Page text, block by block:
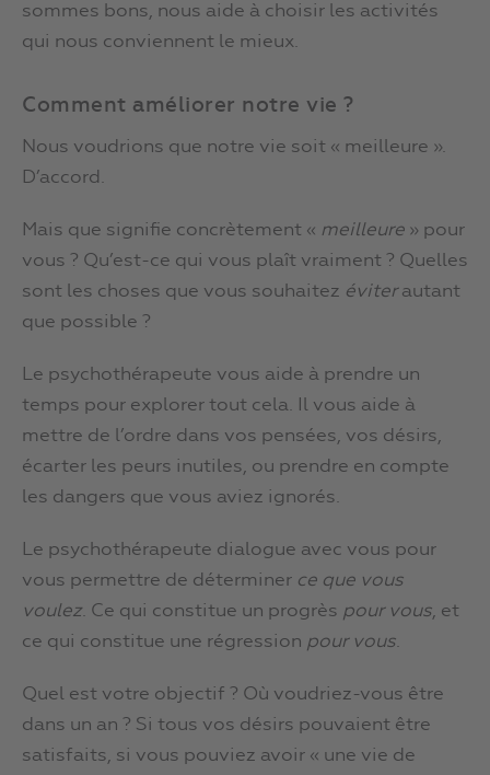
sommes bons, nous aide à choisir les activités
qui nous conviennent le mieux.
Comment améliorer notre vie ?
Nous voudrions que notre vie soit « meilleure ».
D’accord.
Mais que signifie concrètement « meilleure » pour
vous ? Qu’est-ce qui vous plaît vraiment ? Quelles
sont les choses que vous souhaitez éviterautant
que possible ?
Le psychothérapeute vous aide à prendre un
temps pour explorer tout cela. Il vous aide à
mettre de l’ordre dans vos pensées, vos désirs,
écarter les peurs inutiles, ou prendre en compte
les dangers que vous aviez ignorés.
Le psychothérapeute dialogue avec vous pour
vous permettre de déterminer ce que vous
voulez. Ce qui constitue un progrès pour vous, et
ce qui constitue une régression pour vous.
Quel est votre objectif ? Où voudriez-vous être
dans un an ? Si tous vos désirs pouvaient être
satisfaits, si vous pouviez avoir « une vie de